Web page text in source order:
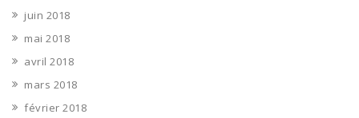
juin 2018
mai 2018
avril 2018
mars 2018
février 2018